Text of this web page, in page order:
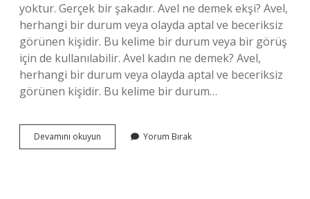
yoktur. Gerçek bir şakadır. Avel ne demek ekşi? Avel,
herhangi bir durum veya olayda aptal ve beceriksiz
görünen kişidir. Bu kelime bir durum veya bir görüş
için de kullanılabilir. Avel kadın ne demek? Avel,
herhangi bir durum veya olayda aptal ve beceriksiz
görünen kişidir. Bu kelime bir durum…
Devamını okuyun
Da
Yorum Bırak